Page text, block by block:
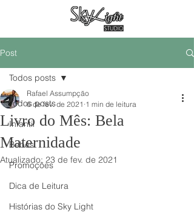
Post
Todos posts
Infantil
Bebês
Promoções
Dica de Leitura
Histórias do Sky Light
Todos posts
Livro do Mês: Bela
Maternidade
Rafael Assumpção
6 de fev. de 2021 1 min de leitura
Atualizado: 23 de fev. de 2021